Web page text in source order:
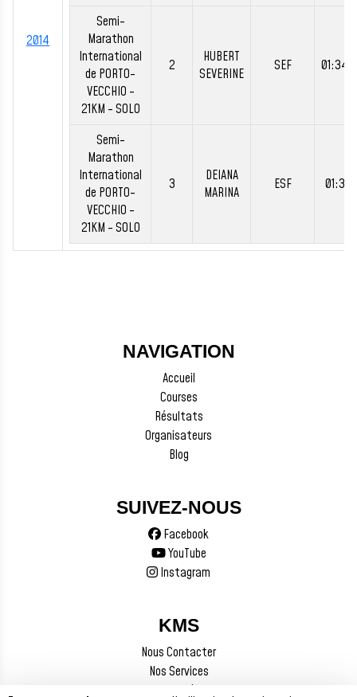
2014
Semi-
Marathon
International
de PORTO-
VECCHIO -
21KM - SOLO
2
HUBERT
SEVERINE
SEF
Semi-
Marathon
International
de PORTO-
VECCHIO -
21KM - SOLO
3
DEIANA
MARINA
ESF
NAVIGATION
Accueil
Courses
Résultats
Organisateurs
Blog
SUIVEZ-NOUS
Facebook
YouTube
Instagram
KMS
Nous Contacter
Nos Services
Mentions Légales